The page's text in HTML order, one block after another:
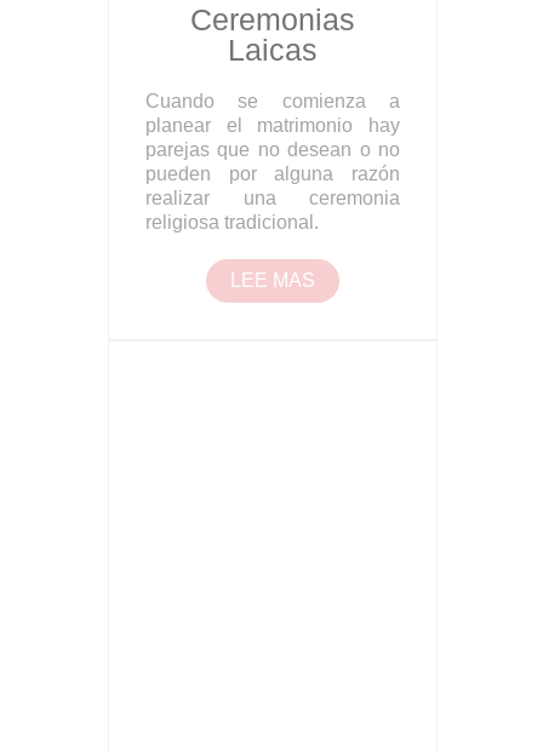
Ceremonias
Laicas
Cuando se comienza a
planear el matrimonio hay
parejas que no desean o no
pueden por alguna razón
realizar una ceremonia
religiosa tradicional.
LEE MAS